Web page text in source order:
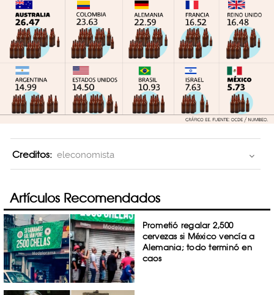
Creditos: eleconomista
Artículos Recomendados
Prometió regalar 2,500
cervezas si México vencía a
Alemania; todo terminó en
caos